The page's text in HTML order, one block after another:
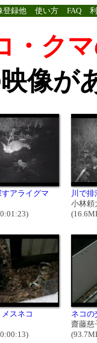
登録他 使い方 FAQ
・ク
像が
すアライグマ
川で
小林頼
スネコ
ネコの
齋藤慈